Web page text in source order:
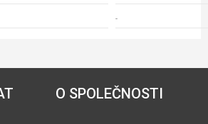
-
O SPOLEČNOSTI